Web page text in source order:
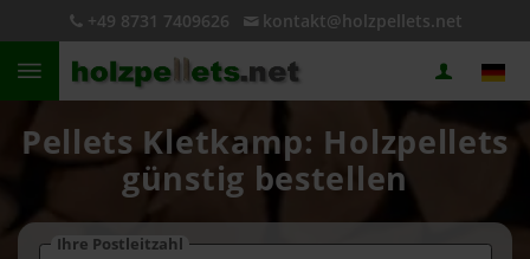
+49 8731 7409626 kontakt@holzpellets.net
Pellets Kletkamp: Holzpellets
günstig bestellen
Ihre Postleitzahl